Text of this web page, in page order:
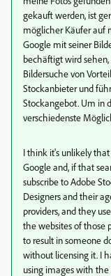
gekauft werden, ist
möglicher Käufer auf
Google mit seiner
bechäftigt wird sehen,
Bildersuche von
Stockanbieter und
Stockangebot. Um in
verschiedenste
I think it's unlikely
Google and, if that
subscribe to Adobe
Designers and their
providers, and they
the websites of those
to result in someone
without licensing it. I
using images with